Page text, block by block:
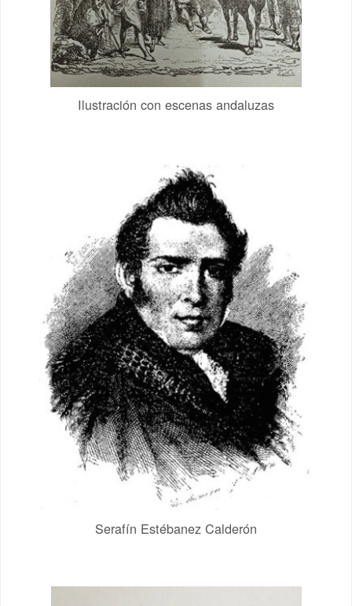
Ilustración con escenas andaluzas
Serafín Estébanez Calderón